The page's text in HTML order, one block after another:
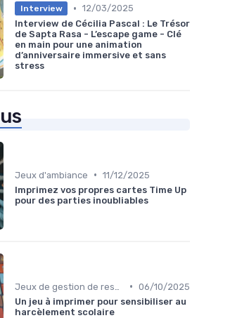
Interview • 12/03/2025
Interview de Cécilia Pascal : Le Trésor
de Sapta Rasa - L’escape game - Clé
en main pour une animation
d’anniversaire immersive et sans
stress
Jeux d'ambiance • 11/12/2025
Imprimez vos propres cartes Time Up
pour des parties inoubliables
• 06/10/2025
Un jeu à imprimer pour sensibiliser au
harcèlement scolaire